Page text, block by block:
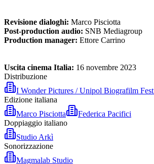
Revisione dialoghi: Marco Pisciotta
Post-production audio: SNB Mediagroup
Production manager: Ettore Carrino
Uscita cinema Italia: 16 novembre 2023
Distribuzione
I Wonder Pictures / Unipol Biografilm
Edizione italiana
Marco Pisciotta
Federica Pacifici
Doppiaggio italiano
Studio Arkì
Sonorizzazione
Magmalab Studio